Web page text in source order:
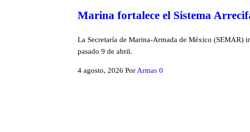
Marina fortalece el Sistema
La Secretaría de Marina-Armada de México (SEMAR)
pasado 9 de abril.
4 agosto, 2026 Por Armas 0